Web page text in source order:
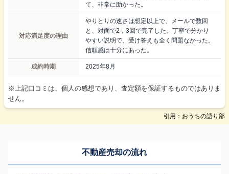
て、非常に助かった。
対応満足度の理由
やりとりの速さは想定以上で、メールで数回
と、対面で2，3回で完了した。丁寧で分かり
やすい説明で、受け答えも全く問題なかった。
信頼感は十分にあった。
成約時期 2025年8月
※上記口コミは、個人の感想であり、査定額を保証するものではありま
せん。
引用：おうちの語り部
不動産売却の流れ